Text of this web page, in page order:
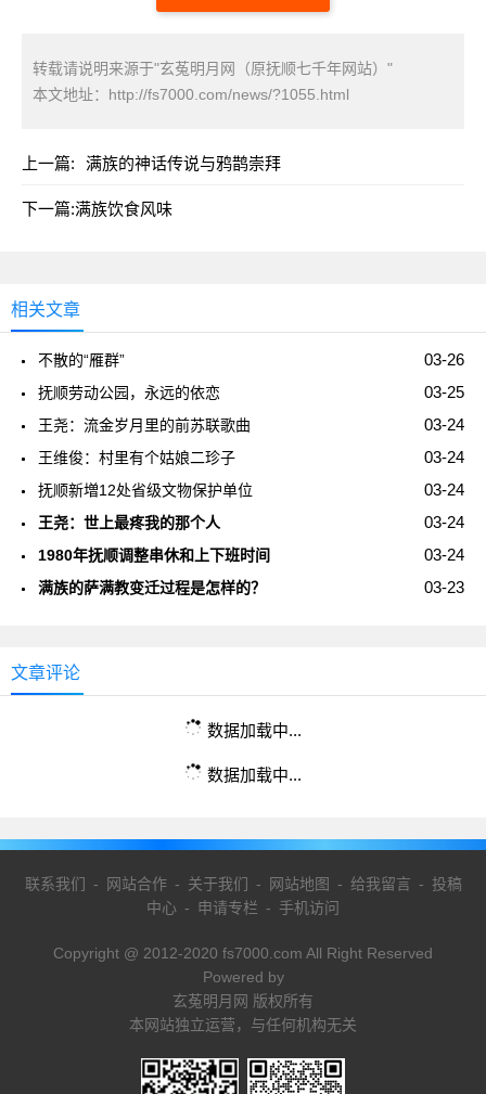
转载请说明来源于"玄菟明月网（原抚顺七千年网站）"
本文地址： http://fs7000.com/news/?1055.html
上一篇: 满族的神话传说与鸦鹊崇拜
下一篇:满族饮食风味
相关文章
03-26
不散的“雁群”
03-25
抚顺劳动公园，永远的依恋
03-24
王尧：流金岁月里的前苏联歌曲
03-24
王维俊：村里有个姑娘二珍子
03-24
抚顺新増12处省级文物保护单位
03-24
王尧：世上最疼我的那个人
03-24
1980年抚顺调整串休和上下班时间
03-23
满族的萨满教变迁过程是怎样的？
文章评论
数据加载中...
数据加载中...
联系我们 - 网站合作- 关于我们 - 网站地图 - 给我留言 - 投稿
中心 - 申请专栏 - 手机访问
Copyright @ 2012-2020 fs7000.com All Right Reserved
Powered by
玄菟明月网 版权所有
本网站独立运营，与任何机构无关